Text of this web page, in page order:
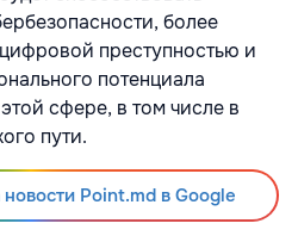
более
преступностью и
потенциала
сфере, в том числе в
пути.
Point.md в Google